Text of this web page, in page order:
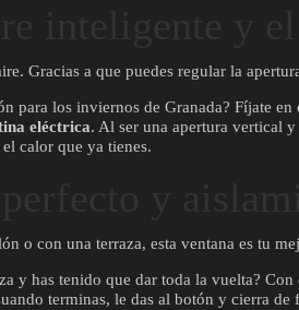
Gracias a que puedes regular la
para los inviernos de Granada? Fíjate
eléctrica. Al ser una apertura vertical
calor que ya tienes.
o con una terraza, esta ventana es tu
y has tenido que dar toda la vuelta?
terminas, le das al botón y cierra